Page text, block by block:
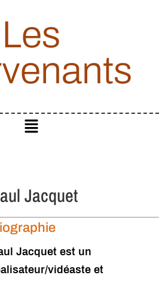
Les
Jacquet
Jacquet est un
vidéaste et